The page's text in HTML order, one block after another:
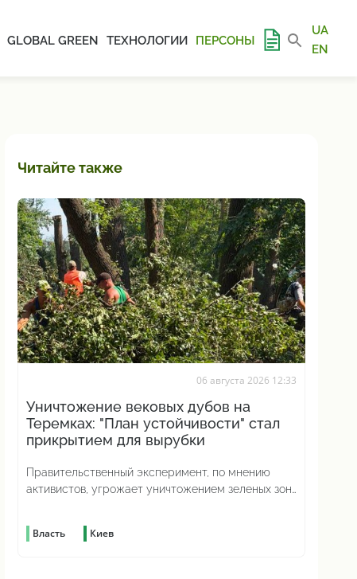
GLOBAL GREEN ТЕХНОЛОГИИ ПЕРСОНЫ
UA
EN
Читайте также
06 августа 2026 12:33
Уничтожение вековых дубов на
Теремках: "План устойчивости" стал
прикрытием для вырубки
Правительственный эксперимент, по мнению
активистов, угрожает уничтожением зеленых зон
Власть Киев